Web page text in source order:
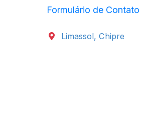
Formulário de Contato
Limassol, Chipre